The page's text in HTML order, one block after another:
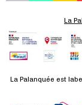
e
e
n
t
La
La Palanquée est